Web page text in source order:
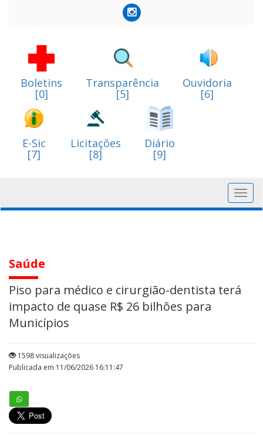
Boletins
[0]
Transparência
[5]
Ouvidoria
[6]
E-Sic
[7]
Licitações
[8]
Diário
[9]
Saúde
Piso para médico e cirurgião-dentista terá
impacto de quase R$ 26 bilhões para
Municípios
1598 visualizações
Publicada em 11/06/2026 16:11:47